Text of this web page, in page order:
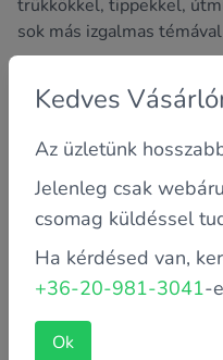
trükkökkel, tippekkel,
sok más izgalmas
Laptop
Biztosan megtörtént már
kellős közepén, egy
Kedves
Az üzletünk
Jelenleg csak
csomag küldéssel
Ha kérdésed van,
+36-20-981-3041-
Ok